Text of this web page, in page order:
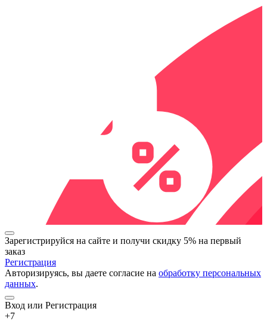
Зарегистрируйся на сайте и получи скидку 5% на первый
заказ
Регистрация
Авторизируясь, вы даете согласие на обработку персональных
данных.
Вход или Регистрация
+7